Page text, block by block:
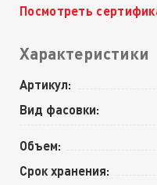
Посмотреть
Характеристики
Артикул:
Вид фасовки:
Объем:
Срок хранения: